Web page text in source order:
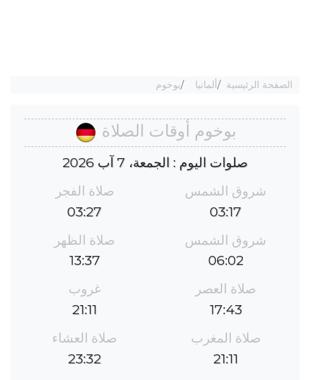
الصفحة الرئيسية ألمانيا بوخوم
بوخوم أوقات الصلاة
صلوات اليوم : الجمعة، 7 آب 2026
شروق الشمس
03:17
صلاة الفجر
03:27
شروق الشمس
06:02
صلاة الظهر
13:37
صلاة العصر
17:43
غروب
21:11
صلاة المغرب
21:11
صلاة العشاء
23:32